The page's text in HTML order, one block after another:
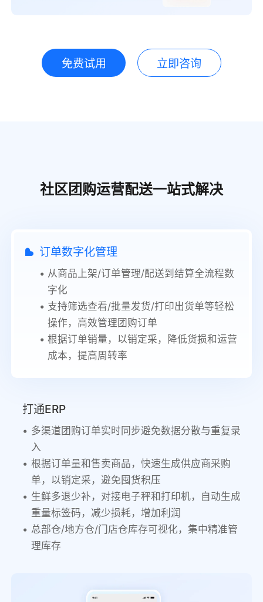
免费试用 立即咨询
社区团购运营配送一站式解决
订单数字化管理
从商品上架/订单管理/配送到结算全流程数
字化
支持筛选查看/批量发货/打印出货单等轻松
操作，高效管理团购订单
根据订单销量，以销定采，降低货损和运营
成本，提高周转率
打通ERP
多渠道团购订单实时同步避免数据分散与重复录
入
根据订单量和售卖商品，快速生成供应商采购
单，以销定采，避免囤货积压
生鲜多退少补，对接电子秤和打印机，自动生成
重量标签码，减少损耗，增加利润
总部仓/地方仓/门店仓库存可视化，集中精准管
理库存